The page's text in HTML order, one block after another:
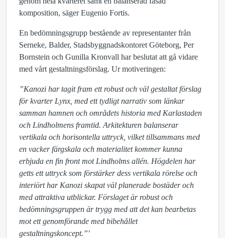
komposition, säger Eugenio Fortis.
En bedömningsgrupp bestående av representanter från
Serneke, Balder, Stadsbyggnadskontoret Göteborg, Per
Bornstein och Gunilla Kronvall har beslutat att gå vidare
med vårt gestaltningsförslag. Ur motiveringen:
”Kanozi har tagit fram ett robust och väl gestaltat förslag
för kvarter Lynx, med ett tydligt narrativ som länkar
samman hamnen och områdets historia med Karlastaden
och Lindholmens framtid. Arkitekturen balanserar
vertikala och horisontella uttryck, vilket tillsammans med
en vacker färgskala och materialitet kommer kunna
erbjuda en fin front mot Lindholms allén. Högdelen har
getts ett uttryck som förstärker dess vertikala rörelse och
interiört har Kanozi skapat väl planerade bostäder och
med attraktiva utblickar. Förslaget är robust och
bedömningsgruppen är trygg med att det kan bearbetas
mot ett genomförande med bibehållet
gestaltningskoncept.”'